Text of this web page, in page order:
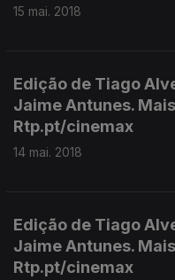
15 mai. 2018
Edição de Tiago
Jaime Antunes.
Rtp.pt/cinemax
14 mai. 2018
Edição de Tiago
Jaime Antunes.
Rtp.pt/cinemax